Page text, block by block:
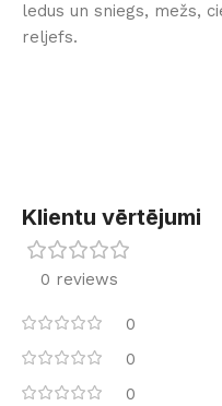
ledus un sniegs, mežs,
reljefs.
Klientu vērtējumi
0 reviews
0
0
0